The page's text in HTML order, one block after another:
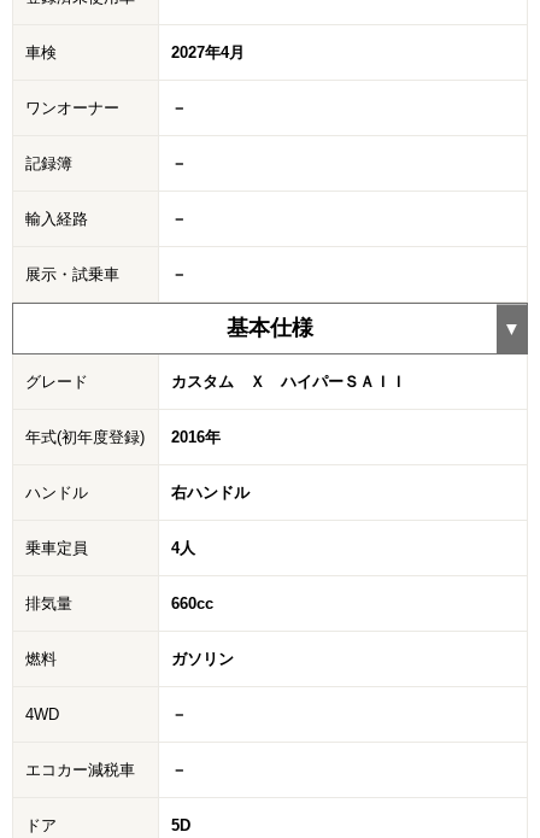
車検 2027年4月
ワンオーナー －
記録簿 －
輸入経路 －
展示・試乗車 －
基本仕様
グレード カスタム Ｘ ハイパーＳＡＩＩ
年式(初年度登録) 2016年
ハンドル 右ハンドル
乗車定員 4人
排気量 660cc
燃料 ガソリン
4WD －
エコカー減税車 －
ドア 5D